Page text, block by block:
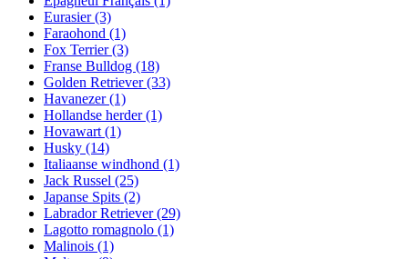
Eurasier(3)
Faraohond (1)
Fox Terrier(3)
Franse Bulldog (18)
Golden Retriever(33)
Havanezer(1)
Hollandse herder(1)
Hovawart (1)
Husky (14)
Italiaanse windhond (1)
Jack Russel (25)
Japanse Spits (2)
Labrador Retriever(29)
Lagotto romagnolo (1)
Malinois (1)